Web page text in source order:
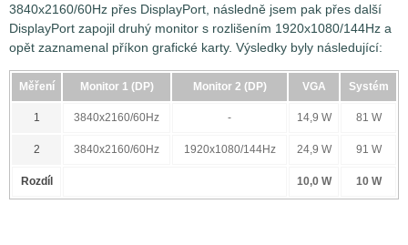
3840x2160/60Hz přes DisplayPort, následně jsem pak přes další
DisplayPort zapojil druhý monitor s rozlišením 1920x1080/144Hz a
opět zaznamenal příkon grafické karty. Výsledky byly následující:
Měření Monitor 1 (DP) Monitor 2 (DP) VGA Systém
1 3840x2160/60Hz - 14,9 W 81 W
2 3840x2160/60Hz 1920x1080/144Hz 24,9 W 91 W
Rozdíl 10,0 W 10 W